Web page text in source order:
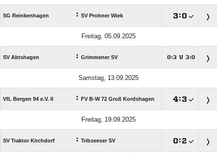
SG Reinkenhagen : SV Prohner Wiek :
Freitag, 05.09.2025
SV Abtshagen : Grimmener SV : U :
Samstag, 13.09.2025
VfL Bergen 94 e.V. II : FV B-W 72 Groß Kordshagen :
Freitag, 19.09.2025
SV Traktor Kirchdorf : Tribseeser SV :